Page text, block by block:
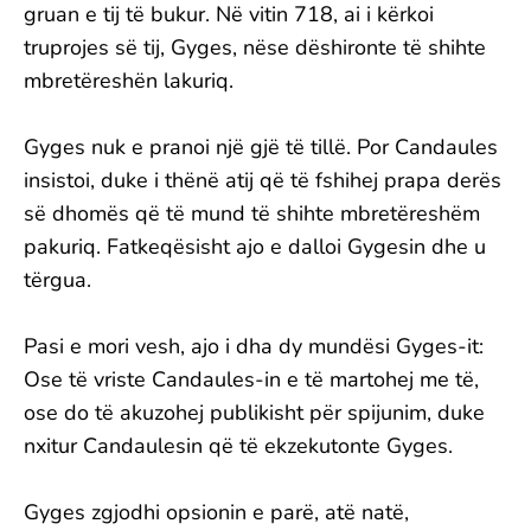
gruan e tij të bukur. Në vitin 718, ai i kërkoi
truprojes së tij, Gyges, nëse dëshironte të shihte
mbretëreshën lakuriq.
Gyges nuk e pranoi një gjë të tillë. Por Candaules
insistoi, duke i thënë atij që të fshihej prapa derës
së dhomës që të mund të shihte mbretëreshëm
pakuriq. Fatkeqësisht ajo e dalloi Gygesin dhe u
tërgua.
Pasi e mori vesh, ajo i dha dy mundësi Gyges-it:
Ose të vriste Candaules-in e të martohej me të,
ose do të akuzohej publikisht për spijunim, duke
nxitur Candaulesin që të ekzekutonte Gyges.
Gyges zgjodhi opsionin e parë, atë natë,